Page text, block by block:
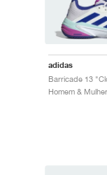
adidas
Homem &